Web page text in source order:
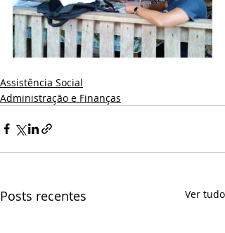
Assistência Social
Administração e Finanças
Posts recentes Ver tudo